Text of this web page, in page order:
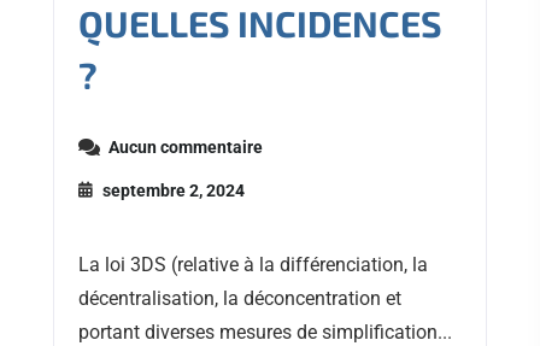
QUELLES INCIDENCES
?
Aucun commentaire
septembre 2, 2024
La loi 3DS (relative à la différenciation, la
décentralisation, la déconcentration et
portant diverses mesures de simplification...